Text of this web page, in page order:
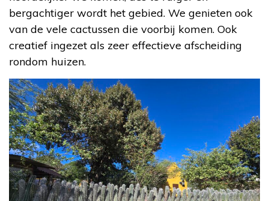
bergachtiger wordt het gebied. We genieten ook
van de vele cactussen die voorbij komen. Ook
creatief ingezet als zeer effectieve afscheiding
rondom huizen.